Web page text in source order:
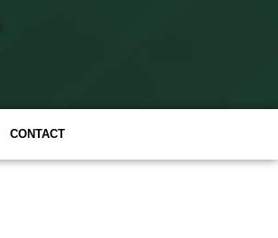
CONTACT